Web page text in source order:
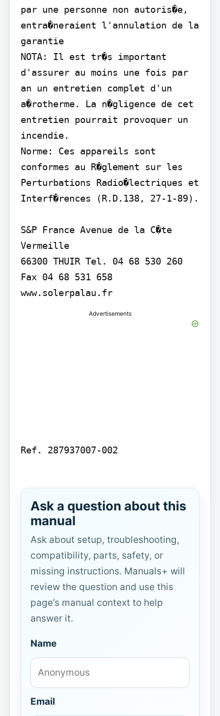
par une personne non autoris�e,
entra�neraient l'annulation de la
garantie
NOTA: Il est tr�s important
d'assurer au moins une fois par
an un entretien complet d'un
a�rotherme. La n�gligence de cet
entretien pourrait provoquer un
incendie.
Norme: Ces appareils sont
conformes au R�glement sur les
Perturbations Radio�lectriques et
Interf�rences (R.D.138, 27-1-89).
S&P France Avenue de la C�te
Vermeille
66300 THUIR Tel. 04 68 530 260
Fax 04 68 531 658
www.solerpalau.fr
Advertisements
Ref. 287937007-002
Ask a question about this
manual
Ask about setup, troubleshooting,
compatibility, parts, safety, or
missing instructions. Manuals+ will
review the question and use this
page’s manual context to help
answer it.
Name
Email